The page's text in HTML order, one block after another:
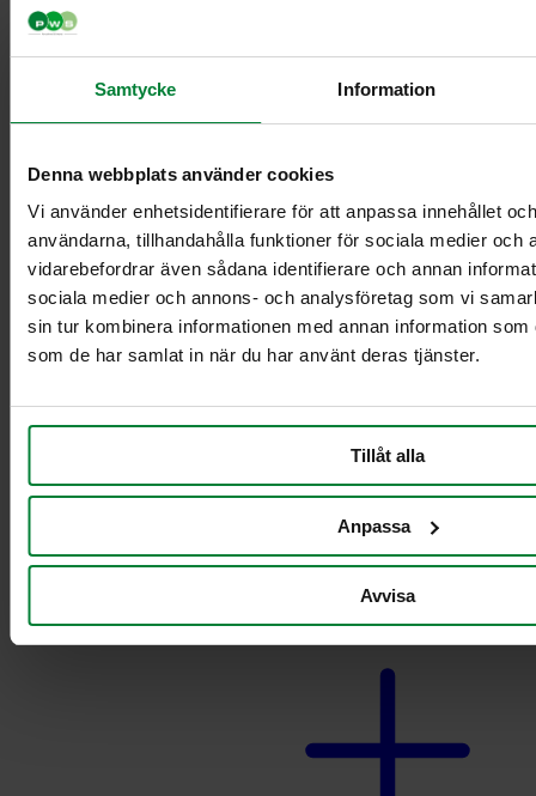
Samtycke Information
Denna webbplats använder cookies
Vi använder enhetsidentifierare för att anpassa innehållet
användarna, tillhandahålla funktioner för sociala medier och
vidarebefordrar även sådana identifierare och annan
sociala medier och annons- och analysföretag som vi
sin tur kombinera informationen med annan information
som de har samlat in när du har använt deras tjänster.
Tillåt alla
Anpassa
Avvisa
Vagnstativ 3-4
fraktioner för
10L/21L behållare
Vagnstativ 5-6
10L/21L behållare
Fyran plus
Femman plus
Sexan plus
Fyran
Femman
Sjuan